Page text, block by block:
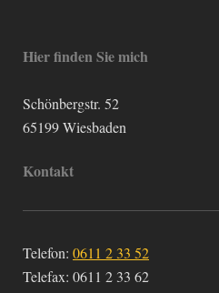
Hier finden Sie mich
Schönbergstr. 52
65199Wiesbaden
Kontakt
Telefon: 0611 2 33 52
Telefax: 0611 2 33 62